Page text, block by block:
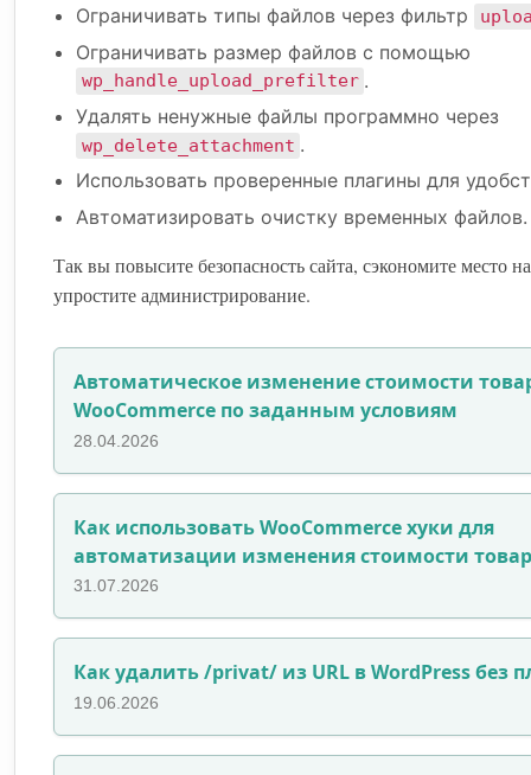
Ограничивать типы файлов через фильтр
Ограничивать размер файлов с помощью
wp_handle_upload_prefilter .
Удалять ненужные файлы программно через
wp_delete_attachment .
Использовать проверенные плагины для
Автоматизировать очистку временных файлов.
Так вы повысите безопасность сайта, сэкономите место
упростите администрирование.
Автоматическое изменение стоимости
WooCommerce по заданным условиям
28.04.2026
Как использовать WooCommerce хуки для
автоматизации изменения стоимости
31.07.2026
Как удалить /privat/ из URL в WordPress без
19.06.2026